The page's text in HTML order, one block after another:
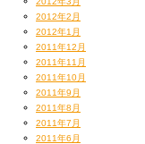
2012年2月
2012年1月
2011年12月
2011年11月
2011年10月
2011年9月
2011年8月
2011年7月
2011年6月